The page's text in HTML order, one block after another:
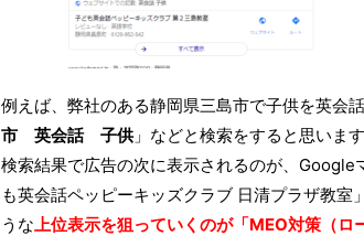
例えば、弊社のある静岡県三島市で子供を英会
市 英会話 子供」などと検索をすると思います
検索結果で広告の次に表示されるのが、
も英会話ペッピーキッズクラブ 日清プラザ教
うな 上位表示を狙っていくのが「MEO対策（ロ